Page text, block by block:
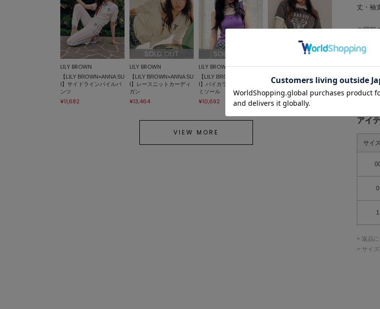
丈・袖
※照明
また
場合も
商品
※商品
ので、
アイ
サイ
0
1
> 返品
> サイ
LILY BROWN
【LILY BROWN×ANNA SU
I】サイドラインパイルパ
ンツ
¥11,682
SOLD OUT
LILY BROWN
【LILY BROWN×ANNA SU
I】レースニットカーディ
ガン
¥13,464
SOLD OUT
LILY BROWN
【LILY BROWN×ANNA SU
I】バイカラーニットキャ
ミソール
¥10,692
LILY BROWN
【LILY BROWN×ANNA SU
I】バタフライリンガース
トーンTシャツ
¥8,910
VIEW MORE